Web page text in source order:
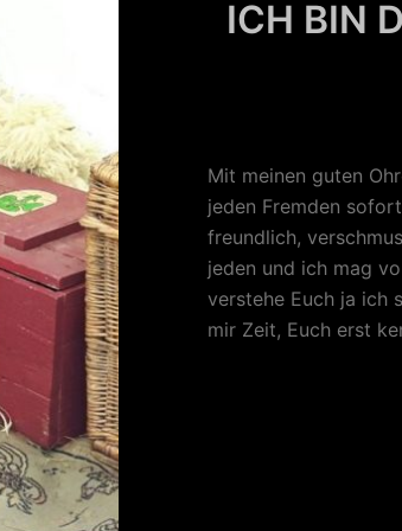
ICH BIN
Mit meinen guten
jeden Fremden
freundlich,
jeden und ich mag
verstehe Euch ja ich
mir Zeit, Euch erst